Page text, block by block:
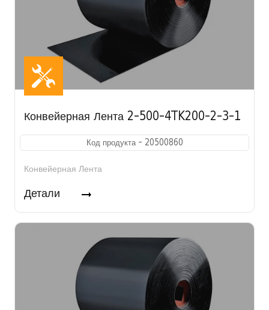
Конвейерная Лента 2-500-4TK200-2-3-1
Код продукта - 20500860
Конвейерная Лента
Детали